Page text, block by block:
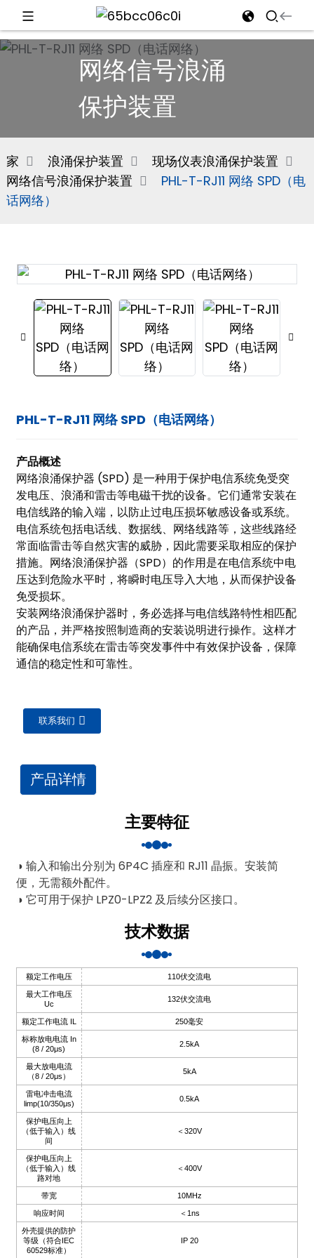
网络信号浪涌
保护装置
家 浪涌保护装置
现场仪表浪涌保护装置
网络信号浪涌保护装置
PHL-T-RJ11 网络 SPD（电
话网络）
PHL-T-RJ11 网络 SPD（电话网络）
产品概述
网络浪涌保护器 (SPD) 是一种用于保护电信系统免受突
发电压、浪涌和雷击等电磁干扰的设备。它们通常安装在
电信线路的输入端，以防止过电压损坏敏感设备或系统。
电信系统包括电话线、数据线、网络线路等，这些线路经
常面临雷击等自然灾害的威胁，因此需要采取相应的保护
措施。网络浪涌保护器（SPD）的作用是在电信系统中电
压达到危险水平时，将瞬时电压导入大地，从而保护设备
免受损坏。
安装网络浪涌保护器时，务必选择与电信线路特性相匹配
的产品，并严格按照制造商的安装说明进行操作。这样才
能确保电信系统在雷击等突发事件中有效保护设备，保障
通信的稳定性和可靠性。
联系我们
产品详情
主要特征
◑ 输入和输出分别为 6P4C 插座和 RJ11 晶振。安装简
便，无需额外配件。
◑ 它可用于保护 LPZ0-LPZ2 及后续分区接口。
技术数据
额定工作电压 110伏交流电
最大工作电压
Uc
132伏交流电
额定工作电流 IL 250毫安
标称放电电流 In
(8 / 20μs)
2.5kA
最大放电电流
（8 / 20μs）
5kA
雷电冲击电流
limp(10/350μs)
0.5kA
保护电压向上
（低于输入）线
间
＜320V
保护电压向上
（低于输入）线
路对地
＜400V
带宽 10MHz
响应时间 ＜1ns
外壳提供的防护
等级（符合IEC
60529标准）
IP 20